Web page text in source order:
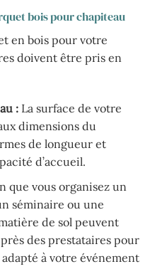
bois pour chapiteau
en bois pour votre
doivent être pris en
:La surface de votre
dimensions du
de longueur et
d’accueil.
que vous organisez un
séminaire ou une
de sol peuvent
des prestataires pour
à votre événement